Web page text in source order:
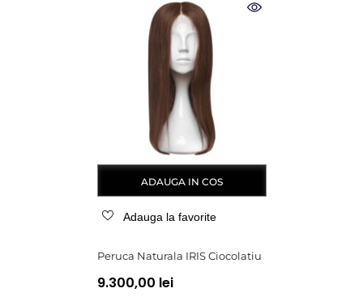
ADAUGA IN COS
Adauga la favorite
Peruca Naturala IRIS Ciocolatiu
9.300,00 lei